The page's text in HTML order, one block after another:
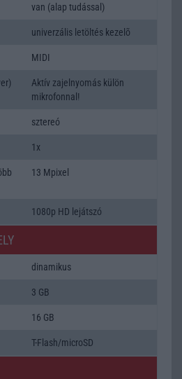
van (alap tudással)
univerzális letöltés kezelõ
MIDI
Aktív zajelnyomás külön
mikrofonnal!
sztereó
1x
13 Mpixel
1080p HD lejátszó
dinamikus
3 GB
16 GB
T-Flash/microSD